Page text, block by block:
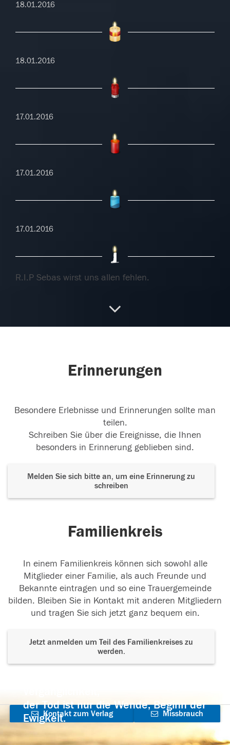
18.01.2016
18.01.2016
17.01.2016
17.01.2016
17.01.2016
R.I.P Sebas wirst uns allen fehlen.
Gerne würde ich dir noch ein paar Sachen sagen,
...weiterlesen
17.01.2016
In meinen Gedanken wirst du nie verschwinden
Sebas! Ruhe in Frieden
16.01.2016
Wir haben dich verloren, bevor du dich finden
Wir haben dich verloren, bevor du dich finden
Erinnerungen
Besondere Erlebnisse und Erinnerungen sollte man
teilen.
Schreiben Sie über die Ereignisse, die Ihnen
besonders in Erinnerung geblieben sind.
Melden Sie sich bitte an, um eine Erinnerung zu
schreiben
Familienkreis
In einem Familienkreis können sich sowohl alle
Mitglieder einer Familie, als auch Freunde und
Bekannte eintragen und so eine Trauergemeinde
bilden. Bleiben Sie in Kontakt mit anderen Mitgliedern
und tragen Sie sich jetzt ganz bequem ein.
Jetzt anmelden um Teil des Familienkreises zu
werden.
der Tod ist nur die Wende, Beginn der
Ewigkeit.
Kontakt zum Verlag
aufnehmen
Missbrauch